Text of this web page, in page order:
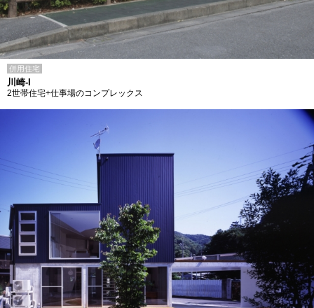
併用住宅
川崎-I
2世帯住宅+仕事場のコンプレックス